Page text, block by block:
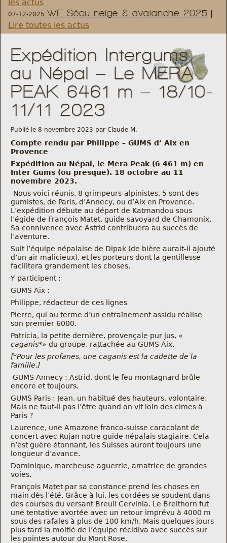
Règlement et statuts
Modalités d’inscriptions
Cartes découvertes
Comité Directeur
Frais kilométriques
Formation
Infos contact
Nous contacter
Nous trouver
Comment être informé des sorties
Programme
Crazy Gums
Rechercher
les actus
07-12-2025 WE Sécu neige & avalanche 2025 |
Lire toutes les actus
Expédition Intergums
au Népal – Le MERA
PEAK 6461 m – 18/10-
11/11 2023
Publié le 8 novembre 2023 par Claude M.
Compte rendu par Philippe – GUMS d’ Aix en
Provence
Expédition au Népal, le Mera Peak (6 461 m) en
Inter Gums (ou presque). 18 octobre au 11
novembre 2023.
Nous voici réunis, 8 grimpeurs-alpinistes. 5 sont des
gumistes, de Paris, d’Annecy, ou d’Aix en Provence.
L’expédition débute au départ de Katmandou sous
l’égide de François Matet, guide savoyard de Chamonix.
Sa connivence avec Astrid contribuera au succès de
l’aventure.
Suit l’équipe népalaise de Dipak (de bière aurait-il ajouté
d’un air malicieux), et les porteurs dont la gentillesse
facilitera grandement les choses.
Y participent :
GUMS Aix :
Philippe, rédacteur de ces lignes
Pierre, qui au terme d’un entraînement assidu réalise
son premier 6000.
Patricia, la petite dernière, provençale pur jus, «
caganis*» du groupe, rattachée au GUMS Aix.
[*Pour les profanes, une caganis est la cadette de la
famille.]
GUMS Annecy : Astrid, dont le feu montagnard brûle
encore et toujours.
GUMS Paris : Jean, un habitué des hauteurs, volontaire.
Mais ne faut-il pas l’être quand on vit loin des cimes à
Paris ?
Laurence, une Amazone franco-suisse caracolant de
concert avec Rujan notre guide népalais stagiaire. Cela
n’est guère étonnant, les Suisses auront toujours une
longueur d’avance.
Dominique, marcheuse aguerrie, amatrice de grandes
voies.
François Matet par sa constance prend les choses en
main dès l’été. Grâce à lui, les cordées se soudent dans
des courses du versant Breuil Cervinia. Le Breithorn fut
une tentative avortée avec un retour imprévu à 4000 m
sous des rafales à plus de 100 km/h. Mais quelques jours
plus tard la moitié de l’équipe récidiva avec succès sur
les pointes autour du Mont Rose.